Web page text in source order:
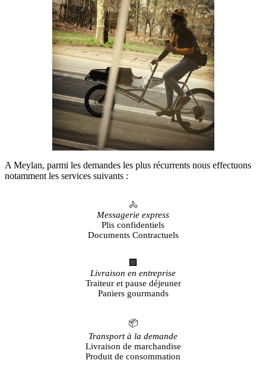
A Meylan, parmi les demandes les plus récurrents nous effectuons
notamment les services suivants :
🚴
Messagerie express
Plis confidentiels
Documents Contractuels
🏢
Livraison en entreprise
Traiteur et pause déjeuner
Paniers gourmands
📦
Transport à la demande
Livraison de marchandise
Produit de consommation